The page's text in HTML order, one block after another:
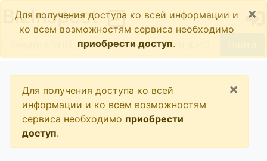
BizInspect
Для получения доступа ко всей информации и
ко всем возможностям сервиса необходимо
приобрести доступ.
×
Для получения доступа ко всей
информации и ко всем возможностям
сервиса необходимо приобрести
доступ.
×